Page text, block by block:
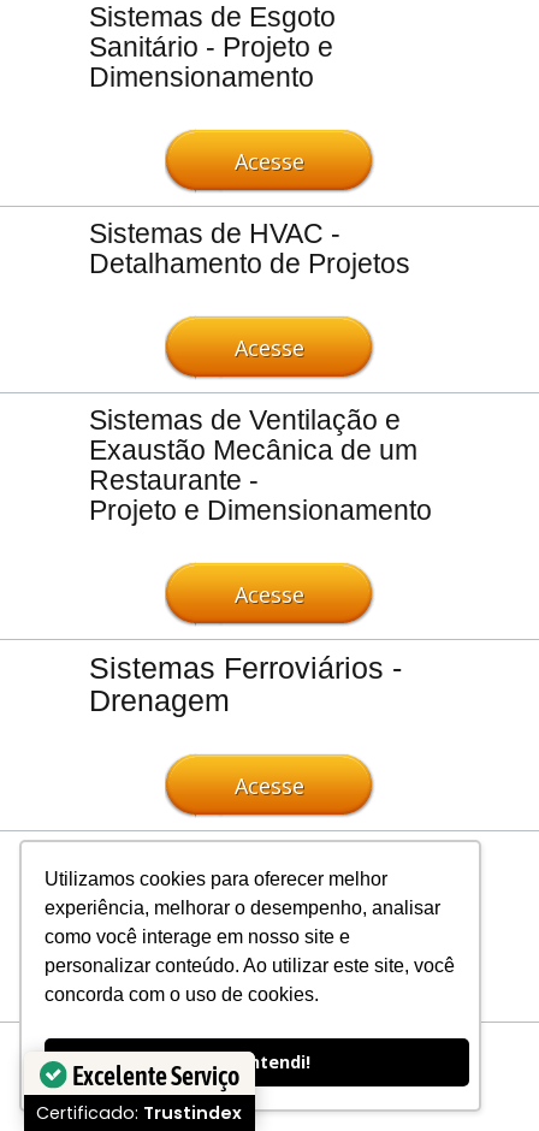
Utilizamos cookies para oferecer melhor
experiência, melhorar o desempenho, analisar
como você interage em nosso site e
personalizar conteúdo. Ao utilizar este site, você
concorda com o uso de cookies.
Ok, entendi!
Sistemas de Esgoto
Sanitário - Projeto e
Dimensionamento
Acesse
Sistemas de HVAC -
Detalhamento de Projetos
Acesse
Sistemas de Ventilação e
Exaustão Mecânica de um
Restaurante -
Projeto e Dimensionamento
Acesse
Sistemas Ferroviários -
Drenagem
Acesse
Métodos Construtivos
Acesse
Sistemas Ferroviários -
Superestrutura
Excelente Serviço
Certificado: Trustindex